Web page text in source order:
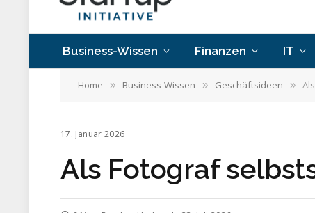
Business-Wissen Finanzen IT
Home » Business-Wissen » Geschäftsideen »
17. Januar 2026
Als Fotograf